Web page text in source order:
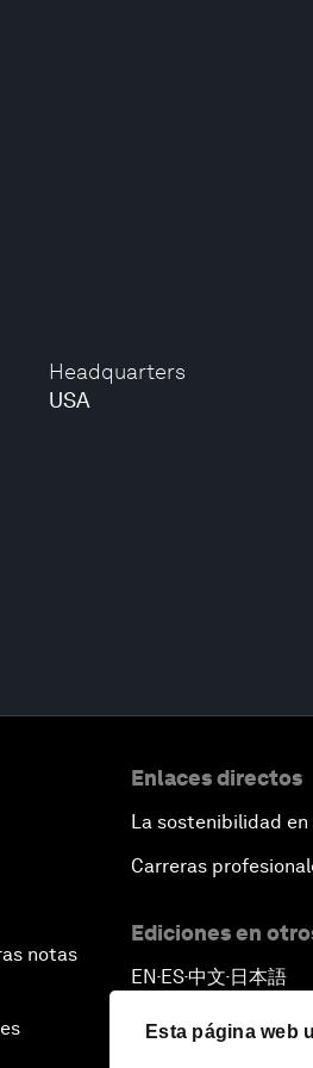
Esta página web
Headquarters
USA
notas
Enlaces directos
La sostenibilidad en
Carreras
Ediciones en
EN ▪ES▪中文▪ 日本語